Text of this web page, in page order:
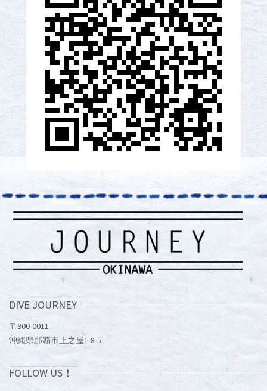
DIVE JOURNEY
〒900-0011
沖縄県那覇市上之屋1-8-5
FOLLOW US！